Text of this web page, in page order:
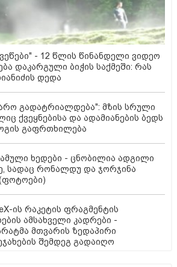
- 12 წლის წინანდელი ვიდეო
დაკარგული ბიჭის საქმეში: რას
დედა
გადატრიალდება": მზის სრული
ქვეყნებისა და ადამიანების ბედს
გაფრთხილება
ხედები - ცნობილია ადგილი
სადაც რონალდუ და ჯორჯინა
ის რაკეტის ფრაგმენტის
ამსახველი კადრები -
მთვარის ზედაპირი
შემდეგ გადაიღო